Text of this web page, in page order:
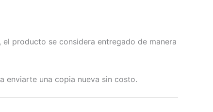
producto se considera entregado de manera
enviarte una copia nueva sin costo.